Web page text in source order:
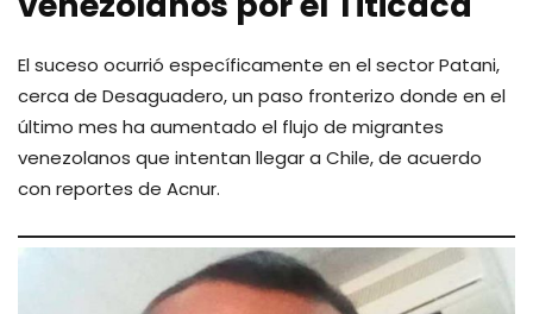
El suceso ocurrió específicamente en el sector Patani,
cerca de Desaguadero, un paso fronterizo donde en el
último mes ha aumentado el flujo de migrantes
venezolanos que intentan llegar a Chile, de acuerdo
con reportes de Acnur.